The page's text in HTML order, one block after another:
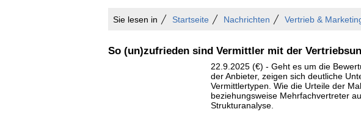
Sie lesen in Startseite Nachrichten Vertrieb &
So (un)zufrieden sind Vermittler mit der
22.9.2025 (€) - Geht es um die
der Anbieter, zeigen sich deutliche
Vermittlertypen. Wie die Urteile der
beziehungsweise Mehrfachvertreter
Strukturanalyse.